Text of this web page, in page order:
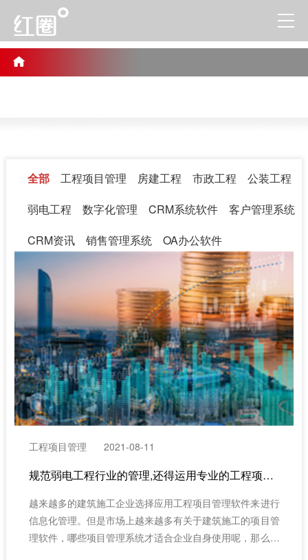
全部 工程项目管理 房建工程 市政工程
公装工程
弱电工程
数字化管理 CRM系统软件
客户管理系统
CRM资讯
销售管理系统 OA办公软件
工程项目管理 2021-08-11
规范弱电工程行业的管理,还得运用专业的工程项目管理软件（弱电工程施工管理）
越来越多的建筑施工企业选择应用工程项目管理软件来进行
信息化管理。但是市场上越来越多有关于建筑施工的项目管
理软件，哪些项目管理系统才适合企业自身使用呢，那么我